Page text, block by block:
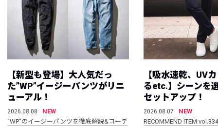
【新型も登場】大人気だっ
た”WP”イージーパンツがリニ
ューアル！
2026.08.08
NEW
“WP”のイージーパンツを徹底解説&コーデ
【吸水速乾、UV
るetc.】シーンを
セットアップ！
2026.08.07
NEW
RECOMMEND ITEM vol.334